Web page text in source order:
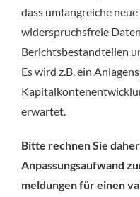
dass umfangreiche
widerspruchsfreie
Berichtsbestandteilen
Es wird z.B. ein
erwartet.
Bitte rechnen Sie
Anpassungsaufwand
meldungen für einen